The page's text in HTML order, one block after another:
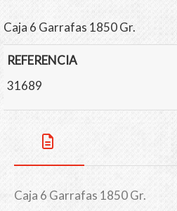
Caja 6 Garrafas 1850 Gr.
REFERENCIA
31689
Caja 6 Garrafas 1850 Gr.